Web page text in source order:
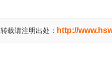
转载请注明出处： http://